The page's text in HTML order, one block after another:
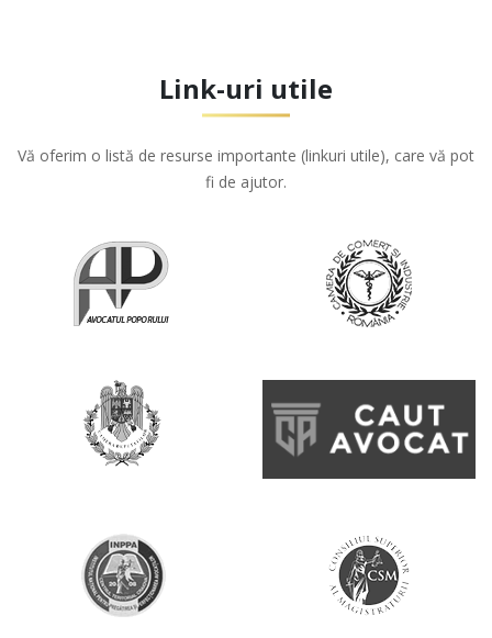
Link-uri utile
Vă oferim o listă de resurse importante (linkuri utile), care vă pot
fi de ajutor.